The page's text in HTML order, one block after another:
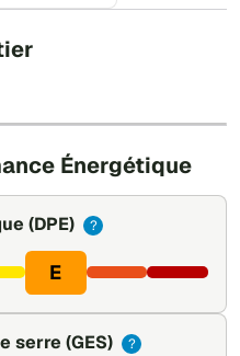
Énergétique
(DPE) ?
E
serre (GES) ?